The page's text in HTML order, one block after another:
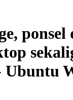
ponsel
Ubuntu